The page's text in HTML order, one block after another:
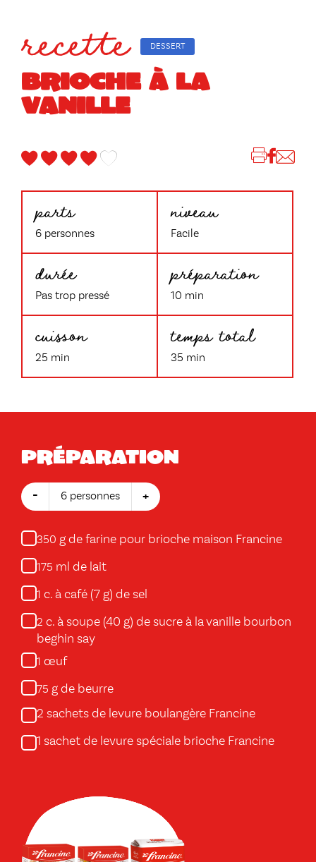
recette DESSERT
BRIOCHE À LA
VANILLE
parts
6 personnes
niveau
Facile
durée
Pas trop pressé
préparation
10 min
cuisson
25 min
temps total
35 min
Préparation
- 6 personnes +
350 g de farine pour brioche maison Francine
175 ml de lait
1 c. à café (7 g) de sel
2 c. à soupe (40 g) de sucre à la vanille bourbon
beghin say
1 œuf
75 g de beurre
2 sachets de levure boulangère Francine
1 sachet de levure spéciale brioche Francine